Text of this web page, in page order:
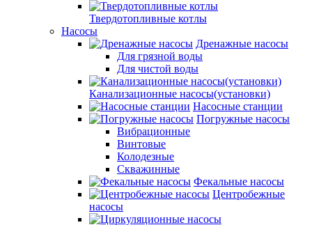
Твердотопливные котлы
Насосы
Дренажные насосы
Для грязной воды
Для чистой воды
Канализационные насосы(установки)
Насосные станции
Погружные насосы
Вибрационные
Винтовые
Колодезные
Скважинные
Фекальные насосы
Центробежные
насосы